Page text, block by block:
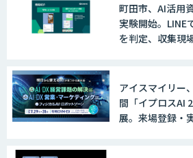
FUNNELシリーズ
町田市、AI活用
実験開始。LINE
を判定、収集現
アイスマイリー
間「イプロスAI
展。来場登録・